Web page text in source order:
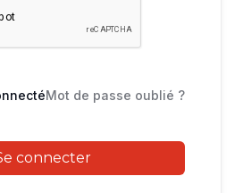
Mot de passe oublié ?
connecter